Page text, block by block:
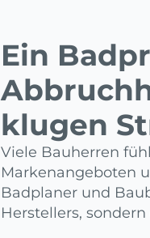
Ein
klugen
Viele Bauherren
Markenangeboten
Badplaner und
Herstellers,